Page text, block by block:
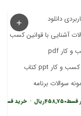
ریال • خرید قسطی با ترب‌پی